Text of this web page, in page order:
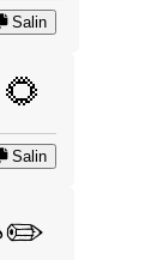
Salin
Salin